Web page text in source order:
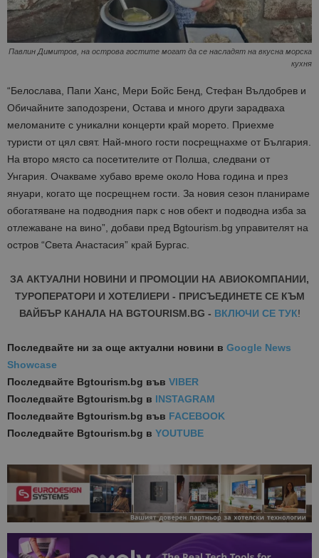
Павлин Димитров, на острова гостите могат да се насладят на вкусна морска
кухня
“Белослава, Папи Ханс, Мери Бойс Бенд, Стефан Вълдобрев и
Обичайните заподозрени, Остава и много други зарадваха
меломаните с уникални концерти край морето. Приехме
туристи от цял свят. Най-много гости посрещнахме от България.
На второ място са посетителите от Полша, следвани от
Унгария. Очакваме хубаво време около Нова година и през
януари, когато ще посрещнем гости. За новия сезон планираме
обогатяване на подводния парк с нов обект и подводна изба за
отлежаване на вино”, добави пред Bgtourism.bg управителят на
остров “Света Анастасия” край Бургас.
ЗА АКТУАЛНИ НОВИНИ И ПРОМОЦИИ НА АВИОКОМПАНИИ,
ТУРОПЕРАТОРИ И ХОТЕЛИЕРИ - ПРИСЪЕДИНЕТЕ СЕ КЪМ
ВАЙБЪР КАНАЛА НА BGTOURISM.BG - ВКЛЮЧИ СЕ ТУК!
Последвайте ни за още актуални новини в Google News
Showcase
Последвайте Bgtourism.bg във VIBER
Последвайте Bgtourism.bg в INSTAGRAM
Последвайте Bgtourism.bg във FACEBOOK
Последвайте Bgtourism.bg в YOUTUBE